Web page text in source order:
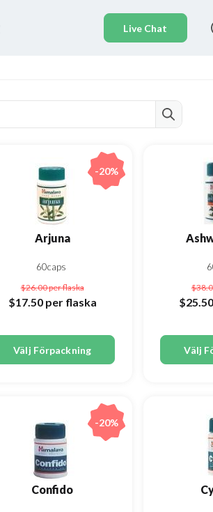
Arjuna
60caps
$26.00per flaska
$17.50 per flaska
Välj Förpackning
-20%
$25.50
Välj
Confido
-20%